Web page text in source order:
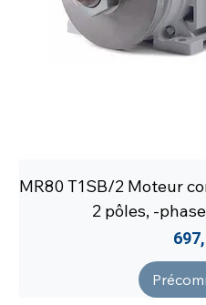
MR80 T1SB/2 Moteur
2 pôles, -
Prix